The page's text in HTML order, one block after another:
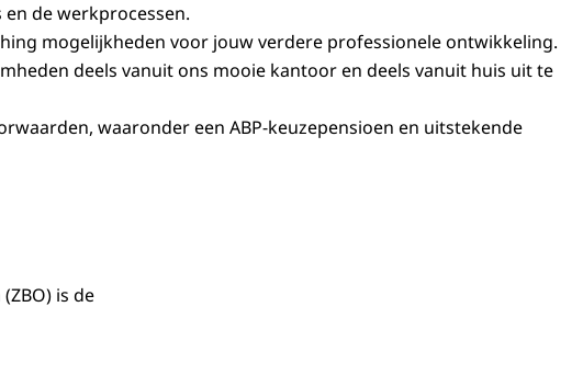
en de werkprocessen.
mogelijkheden voor jouw verdere professionele ontwikkeling.
deels vanuit ons mooie kantoor en deels vanuit huis uit te
waaronder een ABP-keuzepensioen en uitstekende
is de